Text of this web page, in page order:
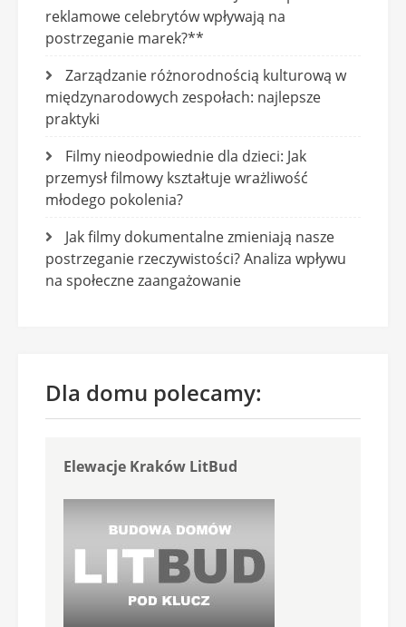
reklamowe celebrytów wpływają na
postrzeganie marek?**
Zarządzanie różnorodnością kulturową w
międzynarodowych zespołach: najlepsze
praktyki
Filmy nieodpowiednie dla dzieci: Jak
przemysł filmowy kształtuje wrażliwość
młodego pokolenia?
Jak filmy dokumentalne zmieniają nasze
postrzeganie rzeczywistości? Analiza wpływu
na społeczne zaangażowanie
Dla domu polecamy:
Elewacje Kraków LitBud